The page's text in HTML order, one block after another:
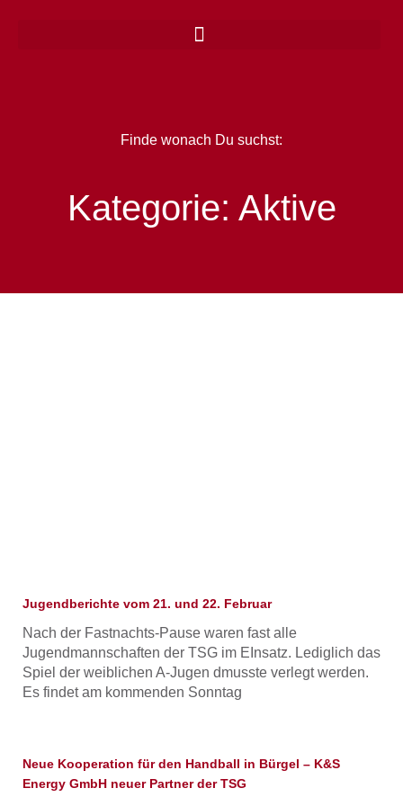
Finde wonach Du suchst:
Kategorie: Aktive
Jugendberichte vom 21. und 22. Februar
Nach der Fastnachts-Pause waren fast alle
Jugendmannschaften der TSG im EInsatz. Lediglich das
Spiel der weiblichen A-Jugen dmusste verlegt werden.
Es findet am kommenden Sonntag
Neue Kooperation für den Handball in Bürgel – K&S
Energy GmbH neuer Partner der TSG